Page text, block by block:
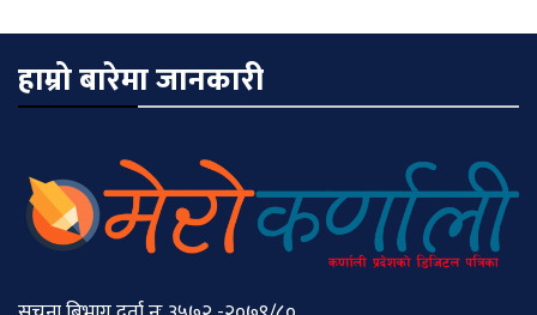
हाम्रो बारेमा जानकारी